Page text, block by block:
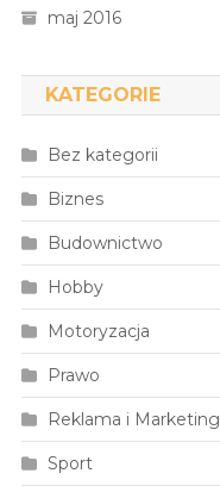
maj 2016
KATEGORIE
Bez kategorii
Biznes
Budownictwo
Hobby
Motoryzacja
Prawo
Reklama i Marketing
Sport